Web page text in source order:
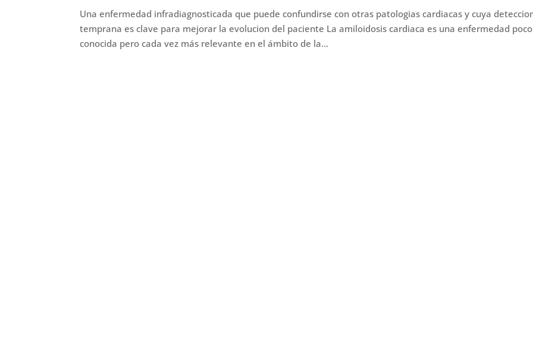
Una enfermedad infradiagnosticada que puede confundirse con otras patologias cardiacas y cuya
temprana es clave para mejorar la evolucion del paciente La amiloidosis cardiaca es una enfermedad poco
conocida pero cada vez más relevante en el ámbito de la...